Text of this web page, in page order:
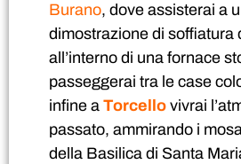
Burano, dove assisterai a
dimostrazione di soffiatura
all’interno di una fornace
passeggerai tra le case
infine a Torcello vivrai
passato, ammirando i
della Basilica di Santa